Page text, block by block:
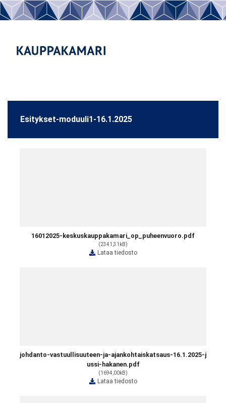
Esitykset-moduuli1-16.1.2025
16012025-keskuskauppakamari_op_puheenvuoro.pdf
(2341,31kB)
Lataa tiedosto
johdanto-vastuullisuuteen-ja-ajankohtaiskatsaus-16.1.2025-j
ussi-hakanen.pdf
(1694,00kB)
Lataa tiedosto